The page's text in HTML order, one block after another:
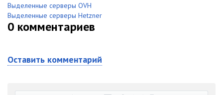
Выделенные серверы OVH
Выделенные серверы Hetzner
0 комментариев
Оставить комментарий